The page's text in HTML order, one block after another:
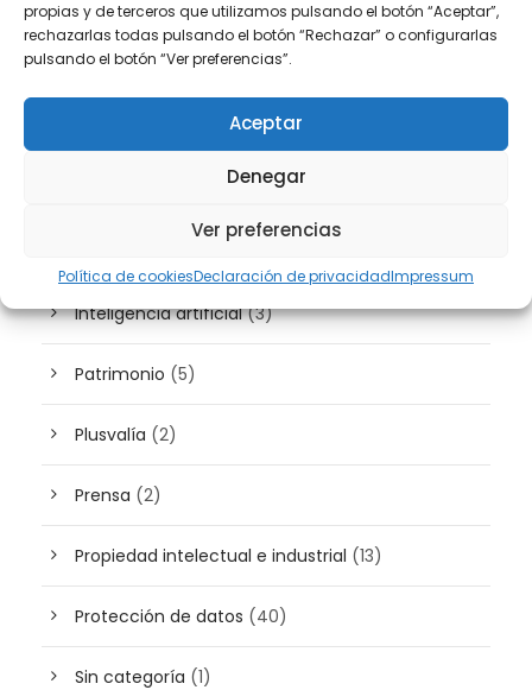
propias y de terceros que utilizamos pulsando el botón “Aceptar”,
rechazarlas todas pulsando el botón “Rechazar” o configurarlas
pulsando el botón “Ver preferencias”.
Aceptar
Denegar
Ver preferencias
Política de cookiesDeclaración de privacidadImpressum
Derecho Inmobiliario(36)
Derecho Laboral(44)
(40)
Inteligencia artificial(3)
Patrimonio (5)
Plusvalía (2)
Prensa (2)
Propiedad intelectual e industrial (13)
Protección de datos (40)
Sin categoría (1)